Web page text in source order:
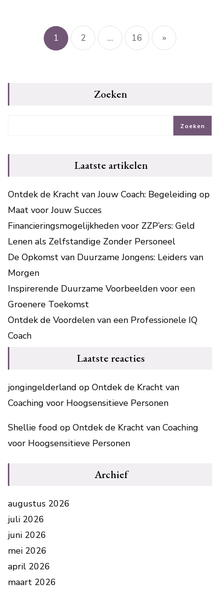
Berichtnavigatie
1 2 … 16 »
Zoeken
Zoeken
Laatste artikelen
Ontdek de Kracht van Jouw Coach: Begeleiding op
Maat voor Jouw Succes
Financieringsmogelijkheden voor ZZP’ers: Geld
Lenen als Zelfstandige Zonder Personeel
De Opkomst van Duurzame Jongens: Leiders van
Morgen
Inspirerende Duurzame Voorbeelden voor een
Groenere Toekomst
Ontdek de Voordelen van een Professionele IQ
Coach
Laatste reacties
jongingelderland op Ontdek de Kracht van
Coaching voor Hoogsensitieve Personen
Shellie food op Ontdek de Kracht van Coaching
voor Hoogsensitieve Personen
Archief
augustus 2026
juli 2026
juni 2026
mei 2026
april 2026
maart 2026